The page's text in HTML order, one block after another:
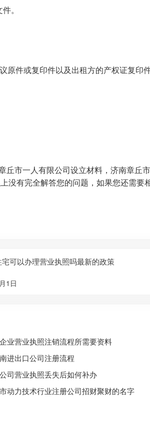
。
原件或复印件以及出租方的产权证复印
丘市一人有限公司设立材料，济南章丘
没有完全解答您的问题，如果您还需要
可以办理营业执照吗最新的政策
1日
业营业执照注销流程所需要资料
进出口公司注册流程
司营业执照丢失后如何补办
动力技术行业注册公司招财聚财的名字